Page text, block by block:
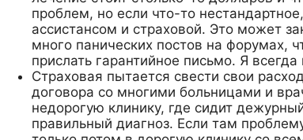
проблем, но если что-то
ассистансом и страховой. Это может
много панических постов на форумах,
прислать гарантийное письмо. Я
Страховая пытается свести свои
договора со многими больницами и
недорогую клинику, где сидит
правильный диагноз. Если там